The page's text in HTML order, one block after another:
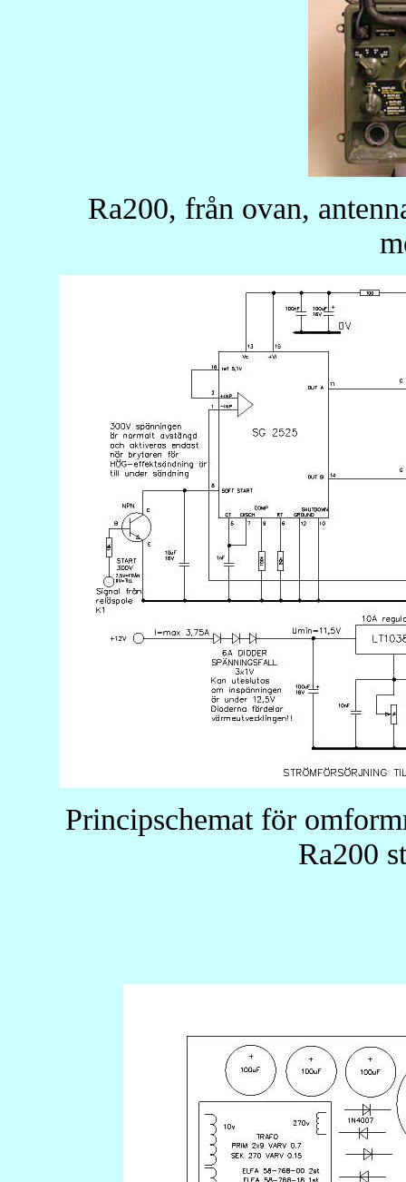
Ra200, från ovan,
Principschemat för
Ra200